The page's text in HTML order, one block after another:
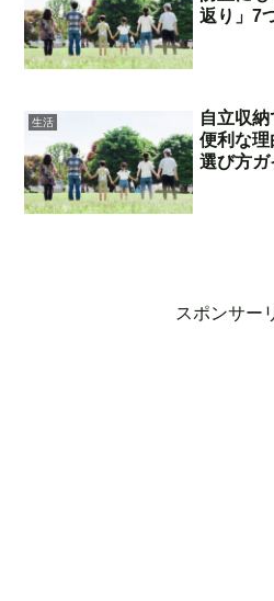
返り」7
生活
自立収
便利な理
選び方ガ
スポンサー